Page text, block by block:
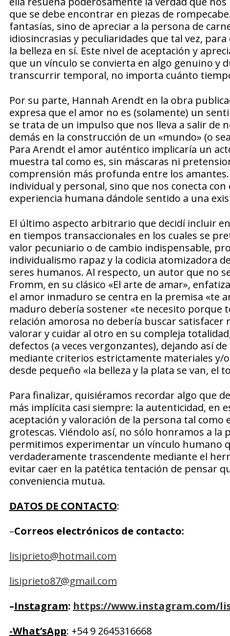
que se debe encontrar en piezas de
fantasías, sino de apreciar a la persona de
idiosincrasias y peculiaridades que tal vez,
la belleza en sí. Este nivel de aceptación y
que un vínculo se convierta en algo genuino y
transcurrir temporal, no importa cuánto
Por su parte, Hannah Arendt en la obra
expresa que el amor no es (solamente) un
se trata de un impulso que nos lleva a salir de
demás en la construcción de un «mundo» (o
Para Arendt el amor auténtico implicaría un
muestra tal como es, sin máscaras ni
comprensión más profunda entre los
individual y personal, sino que nos conecta
experiencia humana dándole sentido a una
El último aspecto arbitrario que decidí incluir
en tiempos transaccionales en los cuales se
valor pecuniario o de cambio indispensable,
individualismo rapaz y la codicia atomizadora
seres humanos. Al respecto, un autor que no
Fromm, en su clásico «El arte de amar»,
el amor inmaduro se centra en la premisa «te
maduro debería sostener «te necesito porque
relación amorosa no debería buscar satisfacer
valorar y cuidar al otro en su compleja
defectos (a veces vergonzantes), dejando así
mediante criterios estrictamente materiales y/
desde pequeño «la belleza y la plata se van, el
Para finalizar, quisiéramos recordar algo que
más implícita casi siempre: la autenticidad, en
aceptación y valoración de la persona tal
grotescas. Viéndolo así, no sólo honramos a
permitimos experimentar un vínculo humano
verdaderamente trascendente mediante el
evitar caer en la patética tentación de pensar
conveniencia mutua.
DATOS DE CONTACTO:
–Correos electrónicos de contacto:
lisiprieto@hotmail.com
lisiprieto87@gmail.com
–Instagram: https://www.instagram.com/
-What’sApp: +54 9 2645316668